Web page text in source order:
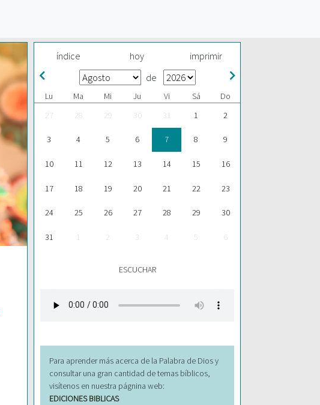
índice hoy imprimir
de
Lu Ma Mi Ju Vi Sá
Do
27
28 29 30 31 1 2
3 4 5 6 7 8 9
10 11 12 13 14 15 16
17 18 19 20 21 22 23
24 25 26 27 28 29 30
31 1 2 3 4 5 6
ESCUCHAR
Para aprender más acerca de la Palabra de Dios y
consultar una gran cantidad de temas bíblicos,
visítenos en nuestra págnina web:
EDICIONES BIBLICAS